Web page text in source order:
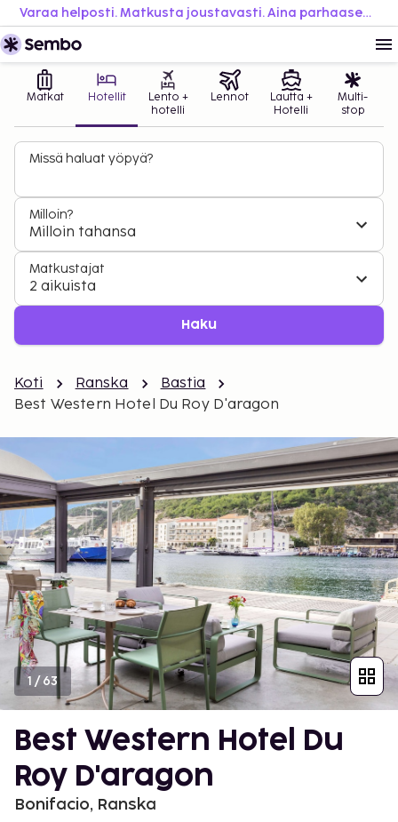
Varaa helposti. Matkusta joustavasti. Aina parhaaseen hintaan.
Matkat Hotellit
Lento +
hotelli
Lennot
Lautta +
Hotelli
Multi-
stop
Missä haluat yöpyä?
Milloin?
Milloin tahansa
Matkustajat
2 aikuista
Haku
Koti Ranska
Bastia
Best Western Hotel Du Roy D'aragon
1 /63
Best Western Hotel Du
Roy D'aragon
Bonifacio, Ranska